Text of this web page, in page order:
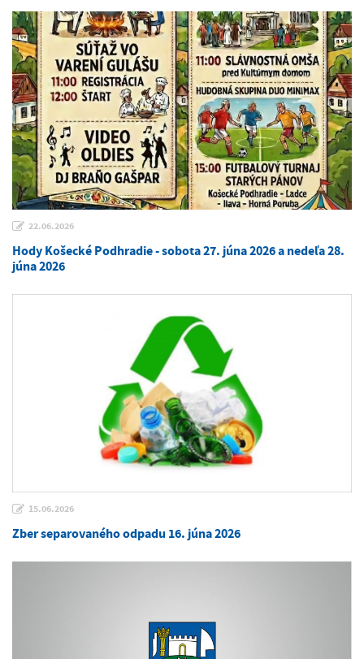
22.06.2026
Hody Košecké Podhradie - sobota 27. júna 2026 a nedeľa 28.
júna 2026
15.06.2026
Zber separovaného odpadu 16. júna 2026